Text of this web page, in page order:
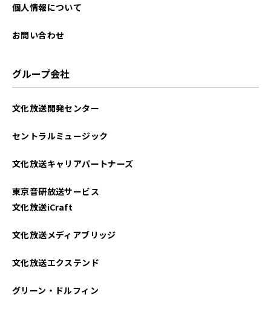
2025年09月
2025年06月
2025年01月
2024年12月
2024年11月
個人情報について
お問い合わせ
グループ会社
文化放送開発センター
セントラルミュージック
文化放送キャリアパートナーズ
東京音研放送サービス
文化放送iCraft
文化放送メディアブリッジ
文化放送エクステンド
グリーン・ドルフィン